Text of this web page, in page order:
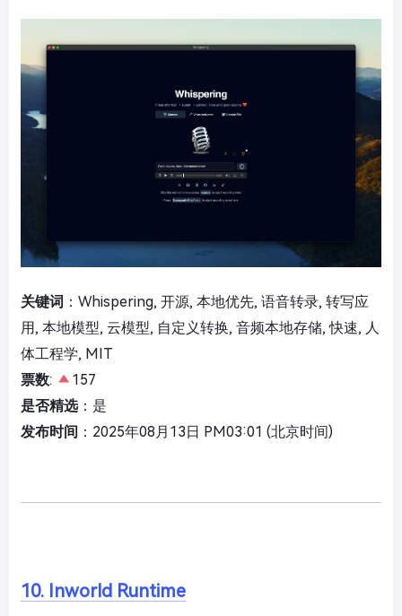
关键词 ：Whispering, 开源, 本地优先, 语音转录, 转写应
用, 本地模型, 云模型, 自定义转换, 音频本地存储, 快速, 人
体工程学, MIT
票数:
157
是否精选：是
发布时间 ：2025年08月13日 PM03:01 (北京时间)
10. Inworld Runtime